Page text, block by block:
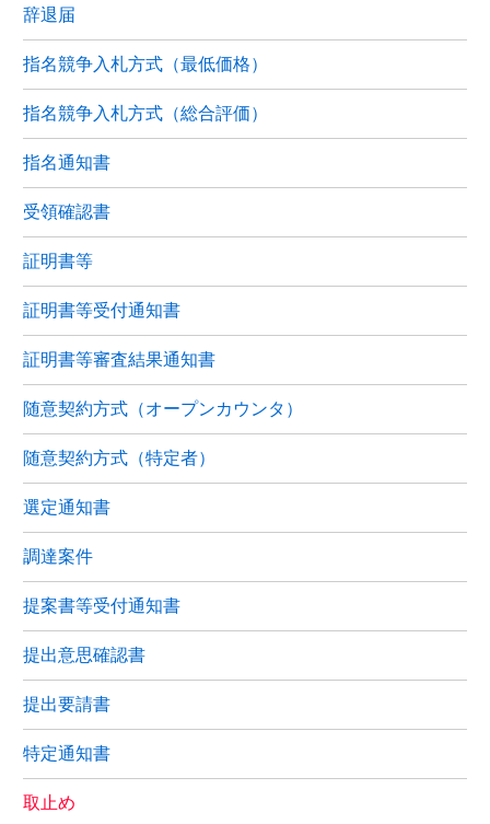
辞退届
指名競争入札方式（最低価格）
指名競争入札方式（総合評価）
指名通知書
受領確認書
証明書等
証明書等受付通知書
証明書等審査結果通知書
随意契約方式（オープンカウンタ）
随意契約方式（特定者）
選定通知書
調達案件
提案書等受付通知書
提出意思確認書
提出要請書
特定通知書
取止め